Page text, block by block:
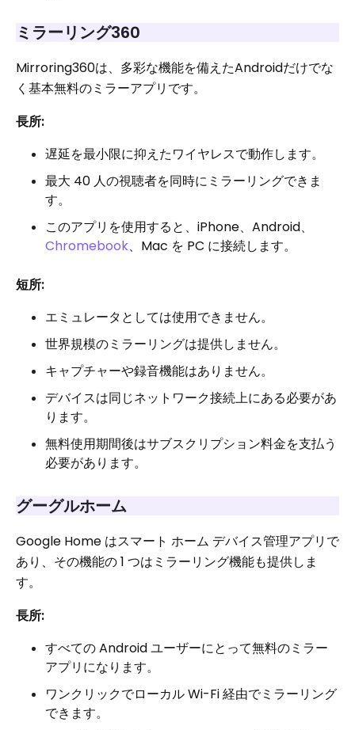
ミラーリング360
Mirroring360は、多彩な機能を備えたAndroidだけでな
く基本無料のミラーアプリです。
長所:
遅延を最小限に抑えたワイヤレスで動作します。
最大 40 人の視聴者を同時にミラーリングできま
す。
このアプリを使用すると、iPhone、Android、
Chromebook、Mac を PC に接続します。
短所:
エミュレータとしては使用できません。
世界規模のミラーリングは提供しません。
キャプチャーや録音機能はありません。
デバイスは同じネットワーク接続上にある必要があ
ります。
無料使用期間後はサブスクリプション料金を支払う
必要があります。
グーグルホーム
Google Home はスマート ホーム デバイス管理アプリで
あり、その機能の 1 つはミラーリング機能も提供しま
す。
長所:
すべての Android ユーザーにとって無料のミラー
アプリになります。
ワンクリックでローカル Wi-Fi 経由でミラーリング
できます。